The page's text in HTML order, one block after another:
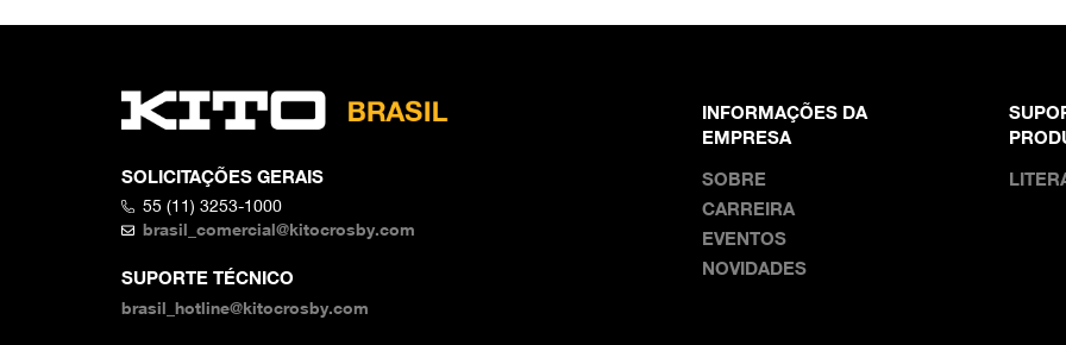
SOLICITAÇÕES GERAIS
55 (11) 3253-1000
brasil_comercial@kitocrosby.com
SUPORTE TÉCNICO
brasil_hotline@kitocrosby.com
INFORMAÇÕES DA
EMPRESA
SOBRE
CARREIRA
EVENTOS
NOVIDADES